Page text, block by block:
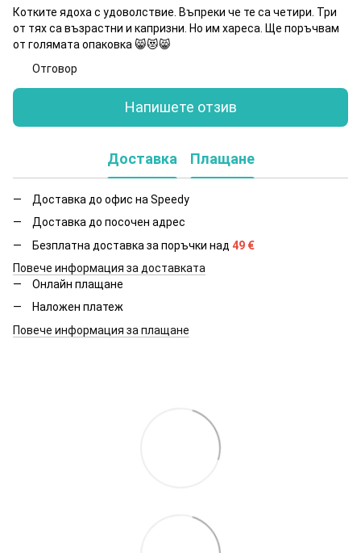
Котките ядоха с удоволствие. Въпреки че те са четири. Три
от тях са възрастни и капризни. Но им хареса. Ще поръчвам
от голямата опаковка 😸😻😸
Отговор
Напишете отзив
Доставка Плащане
Доставка до офис на Speedy
Доставка до посочен адрес
Безплатна доставка за поръчки над 49 €
Повече информация за доставката
Онлайн плащане
Наложен платеж
Повече информация за плащане